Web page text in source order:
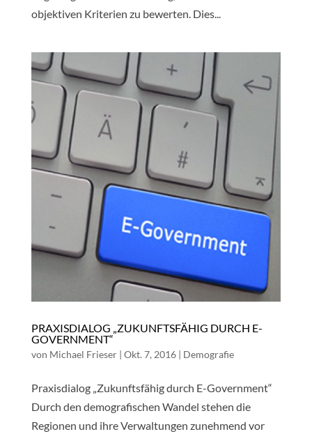
objektiven Kriterien zu bewerten. Dies...
PRAXISDIALOG „ZUKUNFTSFÄHIG DURCH E-
GOVERNMENT“
von Michael Frieser| Okt. 7, 2016| Demografie
Praxisdialog „Zukunftsfähig durch E-Government“
Durch den demografischen Wandel stehen die
Regionen und ihre Verwaltungen zunehmend vor